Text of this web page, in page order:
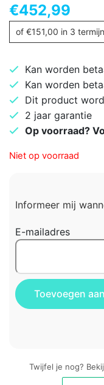
€452,99
of €151,00 in 3
Kan worden
Kan worden
Dit product
2 jaar garantie
Op voorraad?
Niet op voorraad
Informeer mij
E-mailadres
Twijfel je nog?